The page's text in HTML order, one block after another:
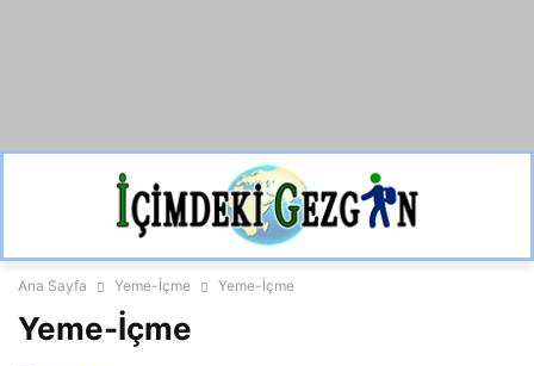
Ana Sayfa Yeme-İçme Yeme-İçme
Yeme-İçme